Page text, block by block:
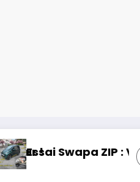
fun !
Essai Toyota RAV 4